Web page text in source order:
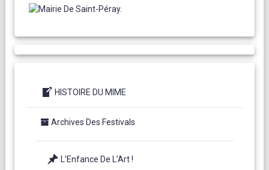
HISTOIRE DU MIME
Archives Des Festivals
L’Enfance De L’Art !